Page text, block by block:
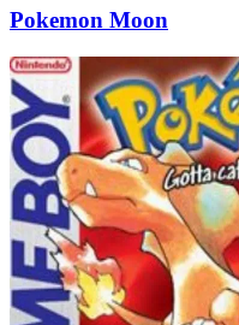
Pokemon Moon